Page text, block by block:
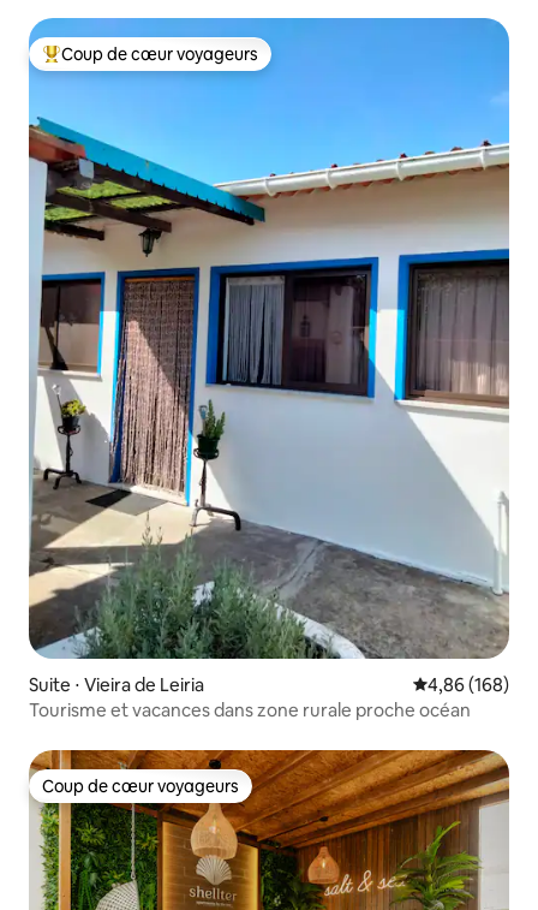
Coups de cœur voyageurs les plus appréciés
Coup de cœur voyageurs
Suite ⋅ Vieira de Leiria Évaluation
4,86 (168)
Tourisme et vacances dans zone rurale proche océan
Coup de cœur voyageurs
Coup de cœur voyageurs